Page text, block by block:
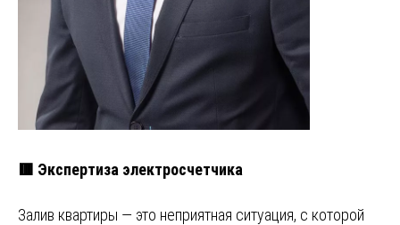
🟥 Экспертиза электросчетчика
Залив квартиры — это неприятная ситуация, с которой